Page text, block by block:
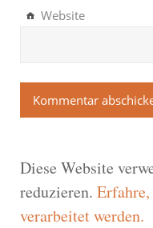
Website
Diese Website
reduzieren.
verarbeitet werden.